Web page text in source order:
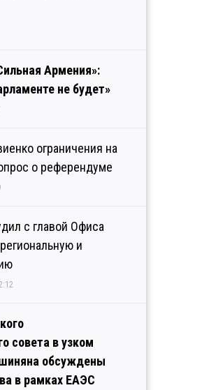
Армения»:
не будет»
ограничения на
о референдуме
с главой Офиса
и
совета в узком
обсуждены
в рамках ЕАЭС